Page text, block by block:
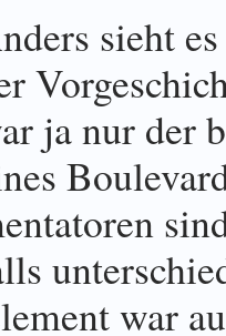
sieht
ja nur der
war